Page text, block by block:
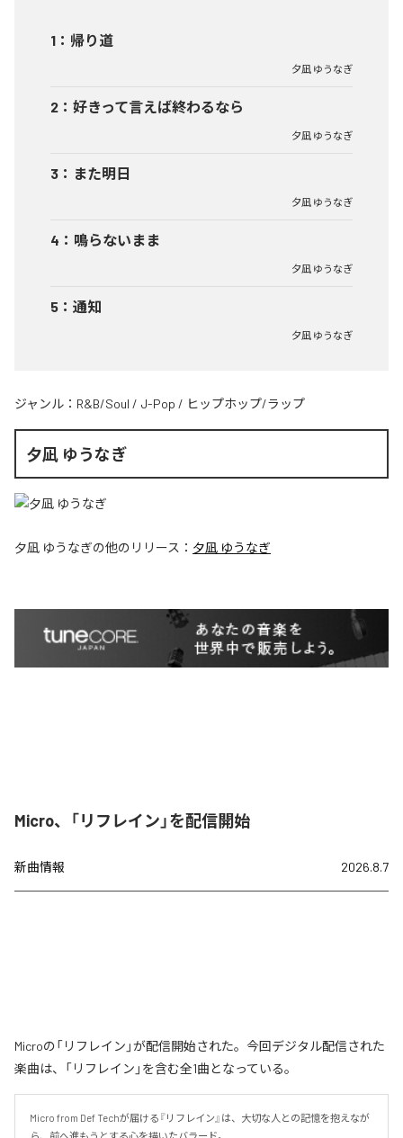
1 ： 帰り道
夕凪 ゆうなぎ
2 ： 好きって言えば終わるなら
夕凪 ゆうなぎ
3 ： また明日
夕凪 ゆうなぎ
4 ： 鳴らないまま
夕凪 ゆうなぎ
5 ： 通知
夕凪 ゆうなぎ
ジャンル： R&B/Soul / J-Pop / ヒップホップ/ラップ
夕凪 ゆうなぎ
夕凪 ゆうなぎの他のリリース： 夕凪 ゆうなぎ
Micro、「リフレイン」を配信開始
新曲情報 2026.8.7
Microの「リフレイン」が配信開始された。今回デジタル配信された
楽曲は、「リフレイン」を含む全1曲となっている。
Micro from Def Techが届ける『リフレイン』は、大切な人との記憶を抱えなが
ら、前へ進もうとする心を描いたバラード。